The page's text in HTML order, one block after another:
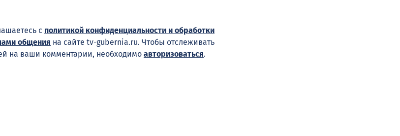
с политикой конфиденциальности и обработки
общения на сайте tv-gubernia.ru. Чтобы отслеживать
на ваши комментарии, необходимо авторизоваться.